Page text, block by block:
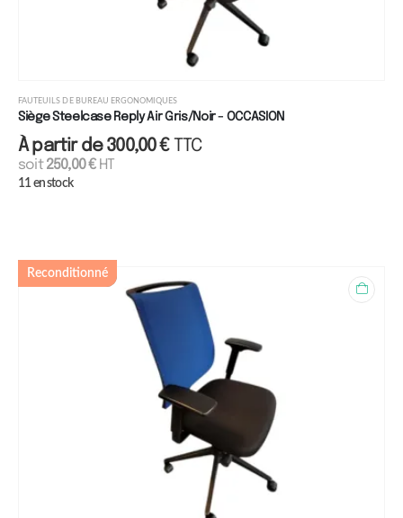
FAUTEUILS DE BUREAU ERGONOMIQUES
Siège Steelcase Reply Air Gris/Noir - OCCASION
À partir de300,00€ TTC
soit250,00€HT
11 en stock
Reconditionné